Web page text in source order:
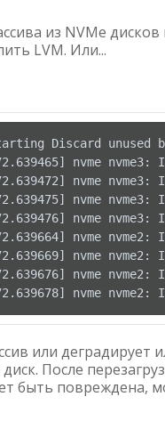
из NVMe дисков
LVM. Или...
Discard unused
nvme nvme3:
nvme nvme3:
nvme nvme3:
nvme nvme3:
nvme nvme2:
nvme nvme2:
nvme nvme2:
nvme nvme2:
или деградирует
После
быть повреждена,